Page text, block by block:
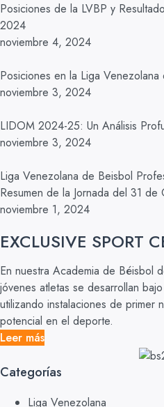
Posiciones de la LVBP y
2024
noviembre 4, 2024
Posiciones en la Liga
noviembre 3, 2024
LIDOM 2024-25: Un Análisis
noviembre 3, 2024
Liga Venezolana de Beisbol
Resumen de la Jornada del 31 de
noviembre 1, 2024
EXCLUSIVE SPORT
En nuestra Academia de Béisbol
jóvenes atletas se desarrollan
utilizando instalaciones de primer
potencial en el deporte.
Leer más
Categorías
Liga Venezolana